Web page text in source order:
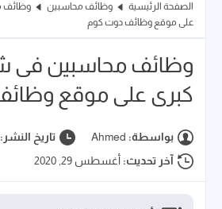
الصفحة الرئيسية وظائف محاسبين
وظائف
على موقع وظائف دوت كوم
وظائف محاسبين فى
كبرى على موقع
بواسطة: Ahmed تاريخ النشر:
آخر تحديث: أغسطس 29, 2020